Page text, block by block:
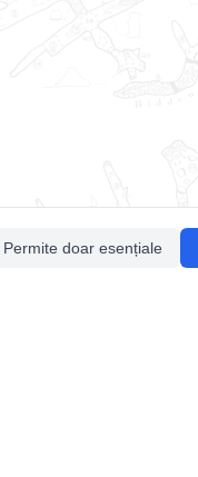
Permite doar esențiale